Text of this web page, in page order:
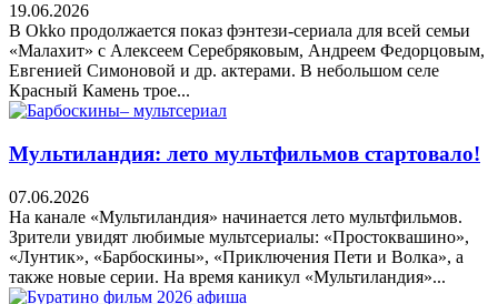
19.06.2026
В Okko продолжается показ фэнтези-сериала для всей семьи
«Малахит» с Алексеем Серебряковым, Андреем Федорцовым,
Евгенией Симоновой и др. актерами. В небольшом селе
Красный Камень трое...
Мультиландия: лето мультфильмов стартовало!
07.06.2026
На канале «Мультиландия» начинается лето мультфильмов.
Зрители увидят любимые мультсериалы: «Простоквашино»,
«Лунтик», «Барбоскины», «Приключения Пети и Волка», а
также новые серии. На время каникул «Мультиландия»...